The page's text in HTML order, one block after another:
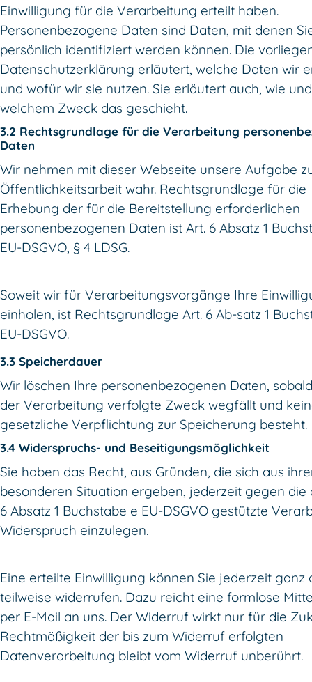
Einwilligung für die Verarbeitung erteilt haben.
Personenbezogene Daten sind Daten, mit denen
persönlich identifiziert werden können. Die
Datenschutzerklärung erläutert, welche Daten wir
und wofür wir sie nutzen. Sie erläutert auch, wie
welchem Zweck das geschieht.
3.2 Rechtsgrundlage für die Verarbeitung
Daten
Wir nehmen mit dieser Webseite unsere Aufgabe
Öffentlichkeitsarbeit wahr. Rechtsgrundlage für die
Erhebung der für die Bereitstellung erforderlichen
personenbezogenen Daten ist Art. 6 Absatz 1
EU-DSGVO, § 4 LDSG.
Soweit wir für Verarbeitungsvorgänge Ihre
einholen, ist Rechtsgrundlage Art. 6 Ab-satz 1
EU-DSGVO.
3.3 Speicherdauer
Wir löschen Ihre personenbezogenen Daten,
der Verarbeitung verfolgte Zweck wegfällt und
gesetzliche Verpflichtung zur Speicherung besteht.
3.4 Widerspruchs- und Beseitigungsmöglichkeit
Sie haben das Recht, aus Gründen, die sich aus
besonderen Situation ergeben, jederzeit gegen die
6 Absatz 1 Buchstabe e EU-DSGVO gestützte
Widerspruch einzulegen.
Eine erteilte Einwilligung können Sie jederzeit ganz
teilweise widerrufen. Dazu reicht eine formlose
per E-Mail an uns. Der Widerruf wirkt nur für die
Rechtmäßigkeit der bis zum Widerruf erfolgten
Datenverarbeitung bleibt vom Widerruf unberührt.